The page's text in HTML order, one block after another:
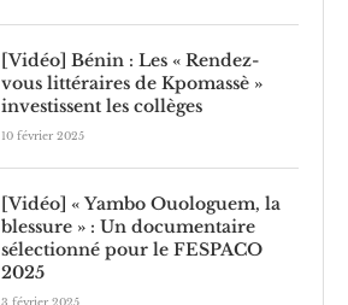
[Vidéo] Bénin : Les « Rendez-
vous littéraires de Kpomassè »
investissent les collèges
10 février 2025
[Vidéo] « Yambo Ouologuem, la
blessure » : Un documentaire
sélectionné pour le FESPACO
2025
3 février 2025